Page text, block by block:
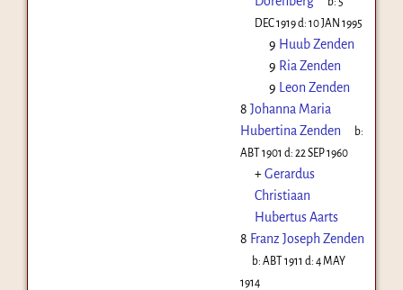
DEC 1919d: 10 JAN 1995
9 Huub Zenden
9 Ria Zenden
9 Leon Zenden
8 Johanna Maria
Hubertina Zenden
b:
ABT 1901 d: 22 SEP 1960
+Gerardus
Christiaan
Hubertus Aarts
8 Franz Joseph Zenden
b:ABT 1911 d:4 MAY
1914